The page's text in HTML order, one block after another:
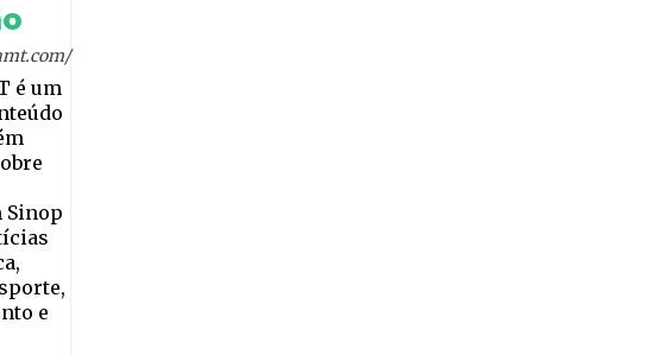
é um
Sinop
e